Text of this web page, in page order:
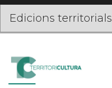
Edicions territorials